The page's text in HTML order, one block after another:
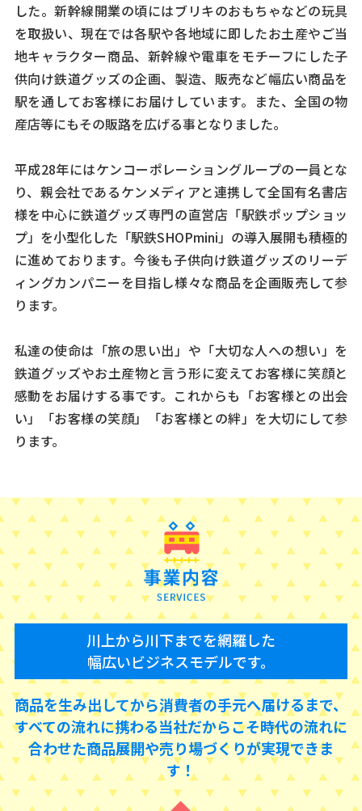
した。新幹線開業の頃にはブリキのおもちゃなどの玩具
を取扱い、現在では各駅や各地域に即したお土産やご当
地キャラクター商品、新幹線や電車をモチーフにした子
供向け鉄道グッズの企画、製造、販売など幅広い商品を
駅を通してお客様にお届けしています。また、全国の物
産店等にもその販路を広げる事となりました。
平成28年にはケンコーポレーショングループの一員とな
り、親会社であるケンメディアと連携して全国有名書店
様を中心に鉄道グッズ専門の直営店「駅鉄ポップショッ
プ」を小型化した「駅鉄SHOPmini」の導入展開も積極的
に進めております。今後も子供向け鉄道グッズのリーデ
ィングカンパニーを目指し様々な商品を企画販売して参
ります。
私達の使命は「旅の思い出」や「大切な人への想い」を
鉄道グッズやお土産物と言う形に変えてお客様に笑顔と
感動をお届けする事です。これからも「お客様との出会
い」「お客様の笑顔」「お客様との絆」を大切にして参
ります。
川上から川下までを網羅した
幅広いビジネスモデルです。
商品を生み出してから消費者の手元へ届けるまで、
すべての流れに携わる当社だからこそ時代の流れに
合わせた商品展開や売り場づくりが実現できま
す！